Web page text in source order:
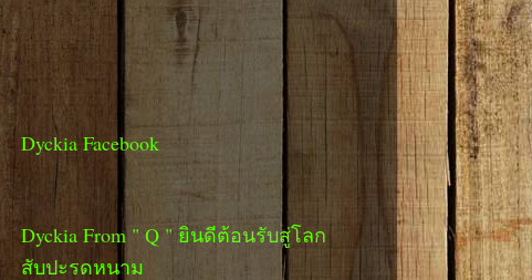
Dyckia Facebook
Dyckia From " Q " ยินดีต้อนรับสู่โลก
สับปะรดหนาม